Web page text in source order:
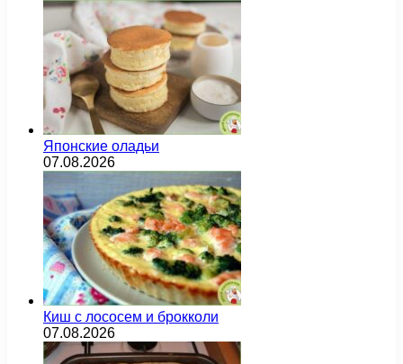
Японские оладьи
07.08.2026
Киш с лососем и брокколи
07.08.2026